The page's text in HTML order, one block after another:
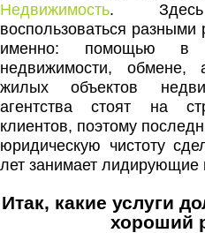
Недвижимость.
воспользоваться разными
именно: помощью в
недвижимости, обмене,
жилых объектов
агентства стоят на
клиентов, поэтому
юридическую чистоту
лет занимает лидирующие
Итак, какие услуги
хороший